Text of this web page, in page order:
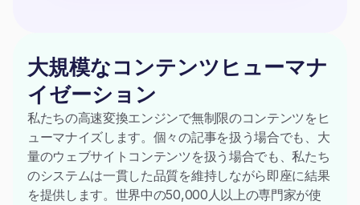
大規模なコンテンツヒューマナ
イゼーション
私たちの高速変換エンジンで無制限のコンテンツをヒ
ューマナイズします。個々の記事を扱う場合でも、大
量のウェブサイトコンテンツを扱う場合でも、私たち
のシステムは一貫した品質を維持しながら即座に結果
を提供します。世界中の50,000人以上の専門家が使